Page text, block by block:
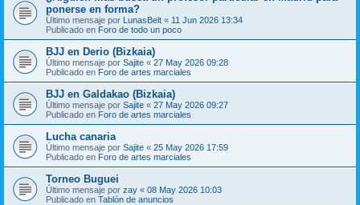
ponerse en forma?
Último mensaje por LunasBelt « 11 Jun 2026 13:34
Publicado en Foro de todo un poco
BJJ en Derio (Bizkaia)
Último mensaje por Sajite « 27 May 2026 09:28
Publicado en Foro de artes marciales
BJJ en Galdakao (Bizkaia)
Último mensaje por Sajite « 27 May 2026 09:27
Publicado en Foro de artes marciales
Lucha canaria
Último mensaje por Sajite « 25 May 2026 17:59
Publicado en Foro de artes marciales
Torneo Buguei
Último mensaje por zay « 08 May 2026 10:03
Publicado en Tablón de anuncios